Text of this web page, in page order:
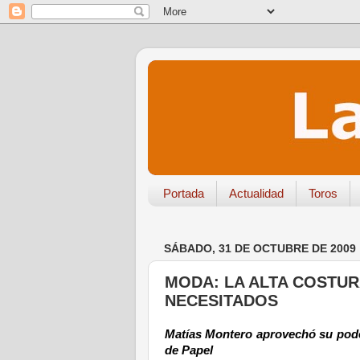
Portada Actualidad Toros
SÁBADO, 31 DE OCTUBRE DE 2009
MODA: LA ALTA
NECESITADOS
Matías Montero aprovechó su
de Papel